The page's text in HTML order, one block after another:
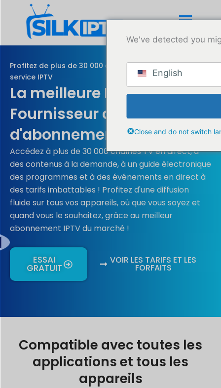
contenu
Profitez de plus de 30 000 chaînes avec le meilleur
service IPTV
La meilleure IPTV
Fournisseur de services
d'abonnement
Accédez à plus de 30 000 chaînes TV en direct, à
des contenus à la demande, à un guide électronique
des programmes et à des événements en direct à
des tarifs imbattables ! Profitez d'une diffusion
fluide sur tous vos appareils, où que vous soyez et
quand vous le souhaitez, grâce au meilleur
abonnement IPTV du marché !
ESSAI
GRATUIT
VOIR LES TARIFS ET LES
FORFAITS
Compatible avec toutes les
applications et tous les
appareils
We've detected you
English
Close and do not switch